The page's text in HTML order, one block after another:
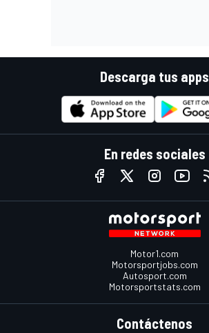
Descarga tus apps
En redes sociales
Motor1.com
Motorsportjobs.com
Autosport.com
Motorsportstats.com
Contáctenos